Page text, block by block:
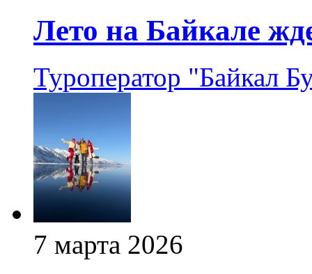
Лето на Байкале
Туроператор "Байкал
7 марта 2026